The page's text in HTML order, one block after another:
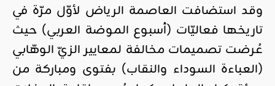
وقد استضافت العاصمة الرياض لأوّل مرّة في
تاريخها فعاليّات (أسبوع الموضة العربي) حيث
عُرضت تصميمات مخالفة لمعايير الزيّ الوهّابي
(العباءة السوداء والنقاب) بفتوى ومباركة من